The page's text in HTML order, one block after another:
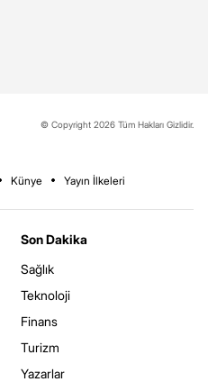
© Copyright 2026 Tüm Hakları Gizlidir.
Künye Yayın İlkeleri
Son Dakika
Sağlık
Teknoloji
Finans
Turizm
Yazarlar